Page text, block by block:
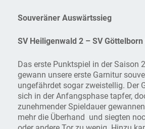
Souveräner Auswärtssieg
SV Heiligenwald 2 – SV
Das erste Punktspiel in der Saison
gewann unsere erste Garnitur
ungefährdet sogar zweistellig. Der
sich in der Anfangsphase tapfer,
zunehmender Spieldauer
mehr die Überhand und siegten